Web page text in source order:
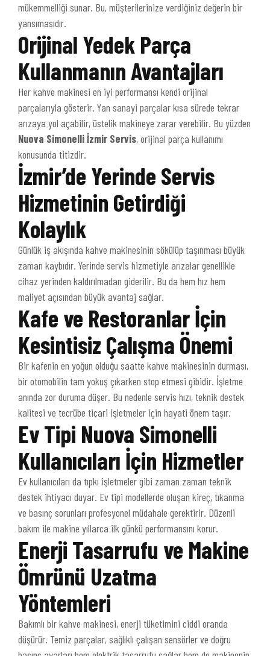
mükemmelliği sunar. Bu, müşterilerinize verdiğiniz değerin bir
yansımasıdır.
Orijinal Yedek Parça
Kullanmanın Avantajları
Her kahve makinesi en iyi performansı kendi orijinal
parçalarıyla gösterir. Yan sanayi parçalar kısa sürede tekrar
arızaya yol açabilir, üstelik makineye zarar verebilir. Bu yüzden
Nuova Simonelli İzmir Servis, orijinal parça kullanımı
konusunda titizdir.
İzmir’de Yerinde Servis
Hizmetinin Getirdiği
Kolaylık
Günlük iş akışında kahve makinesinin sökülüp taşınması büyük
zaman kaybıdır. Yerinde servis hizmetiyle arızalar genellikle
cihaz yerinden kaldırılmadan giderilir. Bu da hem hız hem
maliyet açısından büyük avantaj sağlar.
Kafe ve Restoranlar İçin
Kesintisiz Çalışma Önemi
Bir kafenin en yoğun olduğu saatte kahve makinesinin durması,
bir otomobilin tam yokuş çıkarken stop etmesi gibidir. İşletme
anında zor duruma düşer. Bu nedenle servis hızı, teknik destek
kalitesi ve tecrübe ticari işletmeler için hayati önem taşır.
Ev Tipi Nuova Simonelli
Kullanıcıları İçin Hizmetler
Ev kullanıcıları da tıpkı işletmeler gibi zaman zaman teknik
destek ihtiyacı duyar. Ev tipi modellerde oluşan kireç, tıkanma
ve basınç sorunları profesyonel müdahale gerektirir. Düzenli
bakım ile makine yıllarca ilk günkü performansını korur.
Enerji Tasarrufu ve Makine
Ömrünü Uzatma
Yöntemleri
Bakımlı bir kahve makinesi, enerji tüketimini ciddi oranda
düşürür. Temiz parçalar, sağlıklı çalışan sensörler ve doğru